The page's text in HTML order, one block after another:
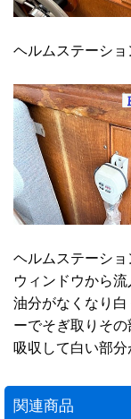
ヘルムステーショ
ヘルムステーシ
ウィンドウから
油分がなくなり
ーでそぎ取りそ
吸収して白い部分
関連商品